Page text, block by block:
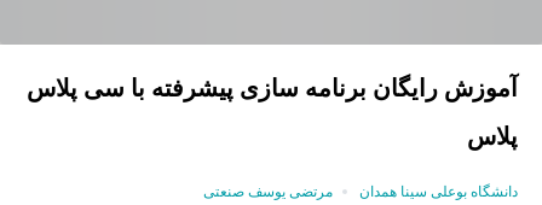
آموزش رایگان برنامه سازی پیشرفته با سی پلاس
پلاس
دانشگاه بوعلی سینا همدان مرتضی یوسف صنعتی